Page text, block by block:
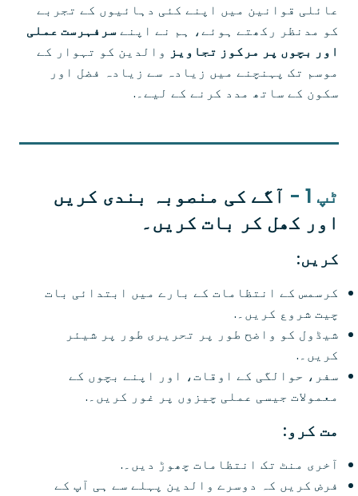
عائلی قوانین میں اپنے کئی دہائیوں کے تجربے
کو مدنظر رکھتے ہوئے، ہم نے اپنےسرفہرست عملی
اور بچوں پر مرکوز تجاویز والدین کو تہوار کے
موسم تک پہنچنے میں زیادہ سے زیادہ فضل اور
سکون کے ساتھ مدد کرنے کے لیے۔.
ٹپ 1 -
آگے کی منصوبہ بندی کریں
اور کھل کر بات کریں۔
کریں:
کرسمس کے انتظامات کے بارے میں ابتدائی بات
چیت شروع کریں۔.
شیڈول کو واضح طور پر تحریری طور پر شیئر
کریں۔.
سفر، حوالگی کے اوقات، اور اپنے بچوں کے
معمولات جیسی عملی چیزوں پر غور کریں۔.
مت کرو:
آخری منٹ تک انتظامات چھوڑ دیں۔.
فرض کریں کہ دوسرے والدین پہلے سے ہی آپ کے